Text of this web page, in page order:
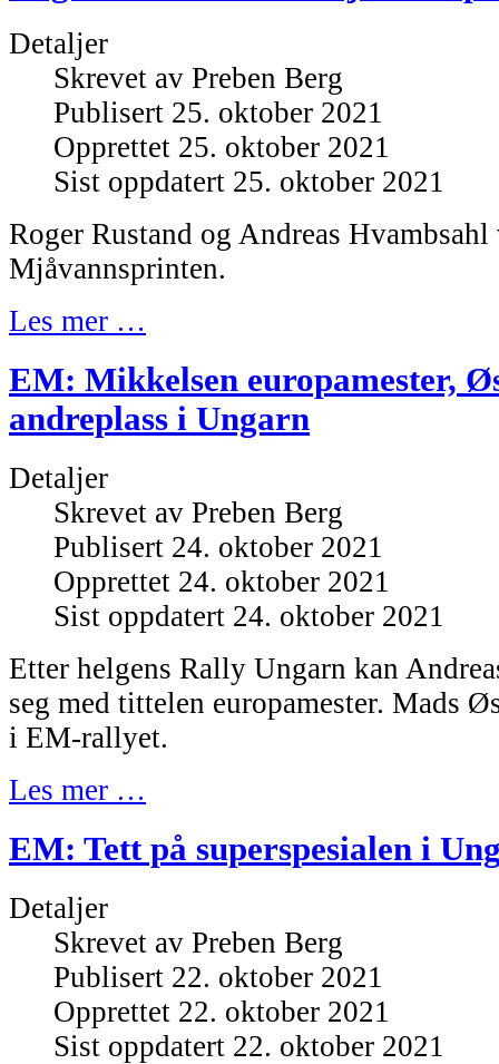
Detaljer
Skrevet av Preben Berg
Publisert 25. oktober 2021
Opprettet 25. oktober 2021
Sist oppdatert 25. oktober 2021
Roger Rustand og Andreas
Mjåvannsprinten.
Les mer …
EM: Mikkelsen europamester,
andreplass i Ungarn
Detaljer
Skrevet av Preben Berg
Publisert 24. oktober 2021
Opprettet 24. oktober 2021
Sist oppdatert 24. oktober 2021
Etter helgens Rally Ungarn kan
seg med tittelen europamester. Mads
i EM-rallyet.
Les mer …
EM: Tett på superspesialen i
Detaljer
Skrevet av Preben Berg
Publisert 22. oktober 2021
Opprettet 22. oktober 2021
Sist oppdatert 22. oktober 2021